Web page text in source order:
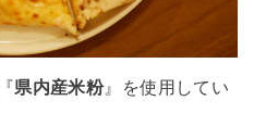
県内産米粉』を使用してい